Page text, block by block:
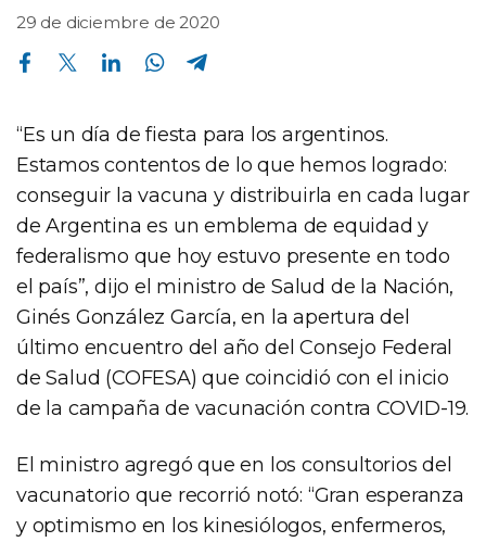
29 de diciembre de 2020
Compartir en Facebook Compartir en Twitter Compartir en Linkedin Compartir en Whatsapp
“Es un día de fiesta para los argentinos.
Estamos contentos de lo que hemos logrado:
conseguir la vacuna y distribuirla en cada lugar
de Argentina es un emblema de equidad y
federalismo que hoy estuvo presente en todo
el país”, dijo el ministro de Salud de la Nación,
Ginés González García, en la apertura del
último encuentro del año del Consejo Federal
de Salud (COFESA) que coincidió con el inicio
de la campaña de vacunación contra COVID-19.
El ministro agregó que en los consultorios del
vacunatorio que recorrió notó: “Gran esperanza
y optimismo en los kinesiólogos, enfermeros,